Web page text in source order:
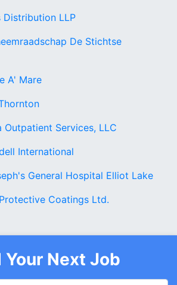
Distribution LLP
De Stichtse
A' Mare
Outpatient Services, LLC
International
General Hospital Elliot Lake
Coatings Ltd.
Your Next Job